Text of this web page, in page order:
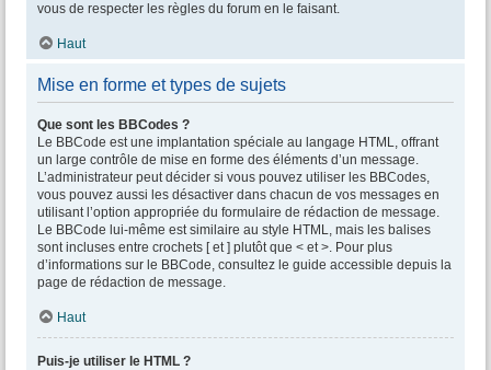
vous de respecter les règles du forum en le faisant.
Haut
Mise en forme et types de sujets
Que sont les BBCodes ?
Le BBCode est une implantation spéciale au langage HTML, offrant
un large contrôle de mise en forme des éléments d’un message.
L’administrateur peut décider si vous pouvez utiliser les BBCodes,
vous pouvez aussi les désactiver dans chacun de vos messages en
utilisant l’option appropriée du formulaire de rédaction de message.
Le BBCode lui-même est similaire au style HTML, mais les balises
sont incluses entre crochets [ et ] plutôt que < et >. Pour plus
d’informations sur le BBCode, consultez le guide accessible depuis la
page de rédaction de message.
Haut
Puis-je utiliser le HTML ?